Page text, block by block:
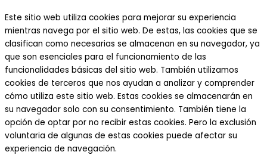
Este sitio web utiliza cookies para mejorar su experiencia
mientras navega por el sitio web. De estas, las cookies que se
clasifican como necesarias se almacenan en su navegador, ya
que son esenciales para el funcionamiento de las
funcionalidades básicas del sitio web. También utilizamos
cookies de terceros que nos ayudan a analizar y comprender
cómo utiliza este sitio web. Estas cookies se almacenarán en
su navegador solo con su consentimiento. También tiene la
opción de optar por no recibir estas cookies. Pero la exclusión
voluntaria de algunas de estas cookies puede afectar su
experiencia de navegación.